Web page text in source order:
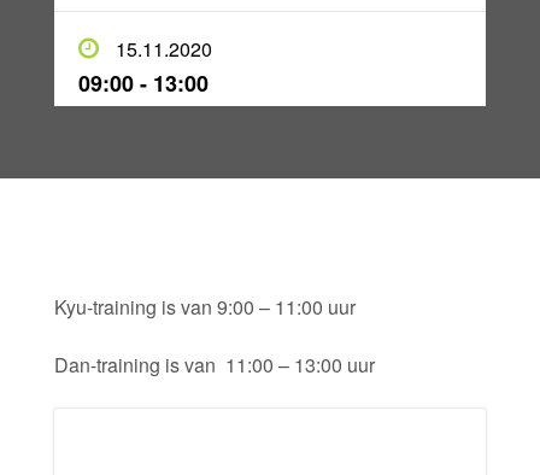
15.11.2020
09:00 - 13:00
Kyu-training is van 9:00 – 11:00 uur
Dan-training is van 11:00 – 13:00 uur